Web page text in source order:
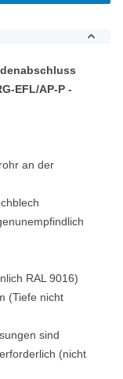
EFL/AP-P -
an der
RAL 9016)
(Tiefe nicht
sind
(nicht